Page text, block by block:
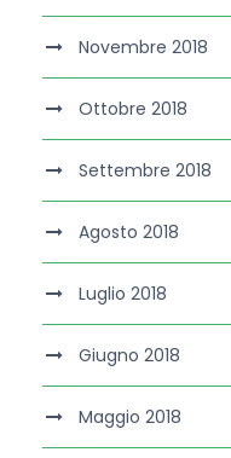
Novembre 2018
Ottobre 2018
Settembre 2018
Agosto 2018
Luglio 2018
Giugno 2018
Maggio 2018